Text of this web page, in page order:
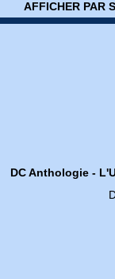
AFFICHER PAR
DC Anthologie -